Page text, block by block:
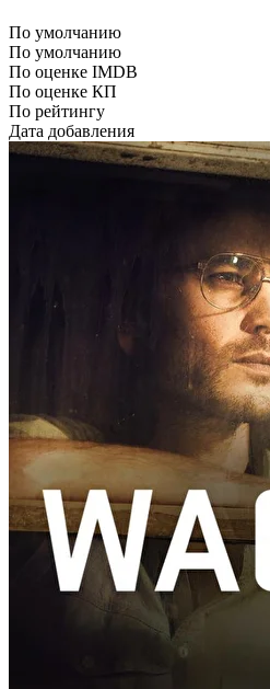
По умолчанию
По умолчанию
По оценке IMDB
По оценке КП
По рейтингу
Дата добавления